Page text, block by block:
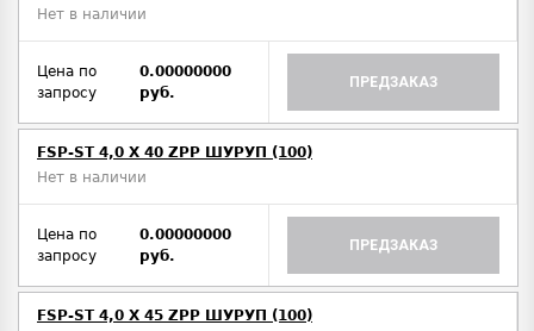
Нет в наличии
Цена по
запросу
0.00000000
руб.
ПРЕДЗАКАЗ
FSP-ST 4,0 X 40 ZPP ШУРУП (100)
Нет в наличии
Цена по
запросу
0.00000000
руб.
ПРЕДЗАКАЗ
FSP-ST 4,0 X 45 ZPP ШУРУП (100)